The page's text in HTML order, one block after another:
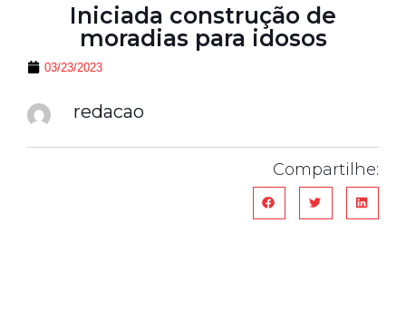
Iniciada construção de
moradias para idosos
03/23/2023
redacao
Compartilhe: